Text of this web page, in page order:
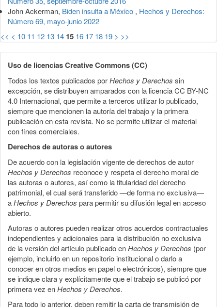
John Ackerman, Biden insulta a México , Hechos y Derechos:
Número 69, mayo-junio 2022
<< < 10 11 12 13 14 15 16 17 18 19 > >>
Uso de licencias Creative Commons (CC)
Todos los textos publicados porHechos y Derechos sin
excepción, se distribuyen amparados con la licencia CC BY-NC
4.0 Internacional, que permite a terceros utilizar lo publicado,
siempre que mencionen la autoría del trabajo y la primera
publicación en esta revista. No se permite utilizar el material
con fines comerciales.
Derechos de autoras o autores
De acuerdo con la legislación vigente de derechos de autor
Hechos y Derechos reconoce y respeta el derecho moral de
las autoras o autores, así como la titularidad del derecho
patrimonial, el cual será transferido —de forma no exclusiva—
aHechos y Derechos para permitir su difusión legal en acceso
abierto.
Autoras o autores pueden realizar otros acuerdos contractuales
independientes y adicionales para la distribución no exclusiva
de la versión del artículo publicado enHechos y Derechos (por
ejemplo, incluirlo en un repositorio institucional o darlo a
conocer en otros medios en papel o electrónicos), siempre que
se indique clara y explícitamente que el trabajo se publicó por
primera vez enHechos y Derechos.
Para todo lo anterior, deben remitir la carta de transmisión de